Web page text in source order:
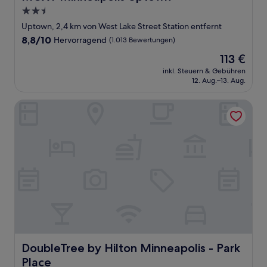
2.5-
Sterne-
Unterkunft
Uptown, 2,4 km von West Lake Street Station entfernt
8.8
8,8/10 Hervorragend (1.013 Bewertungen)
Der
Preis
beträgt
113 €
inkl. Steuern & Gebühren
12. Aug.–13. Aug.
DoubleTree by Hilton Minneapolis - Park
Place
DoubleTree by Hilton Minneapolis - Park Place